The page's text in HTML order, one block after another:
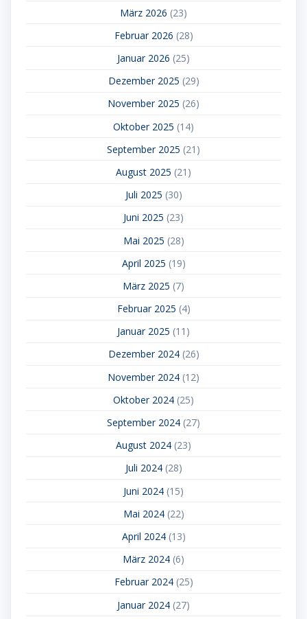
März 2026 (23)
Februar 2026 (28)
Januar 2026 (25)
Dezember 2025 (29)
November 2025 (26)
Oktober 2025 (14)
September 2025 (21)
August 2025 (21)
Juli 2025 (30)
Juni 2025 (23)
Mai 2025 (28)
April 2025 (19)
März 2025 (7)
Februar 2025 (4)
Januar 2025 (11)
Dezember 2024(26)
November 2024 (12)
Oktober 2024 (25)
September 2024 (27)
August 2024 (23)
Juli 2024(28)
Juni 2024 (15)
Mai 2024(22)
April 2024(13)
März 2024 (6)
Februar 2024(25)
Januar 2024 (27)